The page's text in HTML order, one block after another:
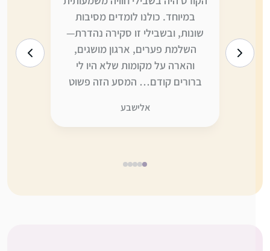
במיוחד. כולנו לומדים מסיבות
שונות, ובשבילי זו סקירה נהדרת—
השלמת פערים, ארגון מושגים,
והארה על מקומות שלא היו לי
ברורים קודם… המסע הזה פשוט
ענקית, כמו תמיד, על ההשקעה
והמסירות.
אלישבע
1
2